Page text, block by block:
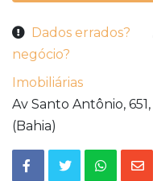
Dados errados?
negócio?
Imobiliárias
Av Santo Antônio, 651,
(Bahia)